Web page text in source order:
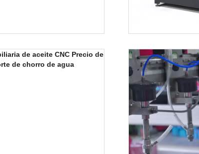
de aceite CNC Precio de
de chorro de agua